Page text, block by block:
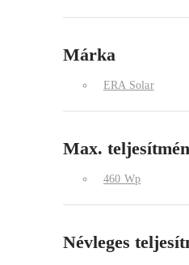
Márka
ERA Solar
Max.
460 Wp
Névleges